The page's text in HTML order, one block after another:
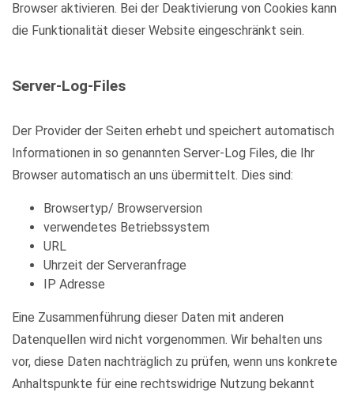
Browser aktivieren. Bei der Deaktivierung von Cookies kann
die Funktionalität dieser Website eingeschränkt sein.
Server-Log-Files
Der Provider der Seiten erhebt und speichert automatisch
Informationen in so genannten Server-Log Files, die Ihr
Browser automatisch an uns übermittelt. Dies sind:
Browsertyp/ Browserversion
verwendetes Betriebssystem
URL
Uhrzeit der Serveranfrage
IP Adresse
Eine Zusammenführung dieser Daten mit anderen
Datenquellen wird nicht vorgenommen. Wir behalten uns
vor, diese Daten nachträglich zu prüfen, wenn uns konkrete
Anhaltspunkte für eine rechtswidrige Nutzung bekannt